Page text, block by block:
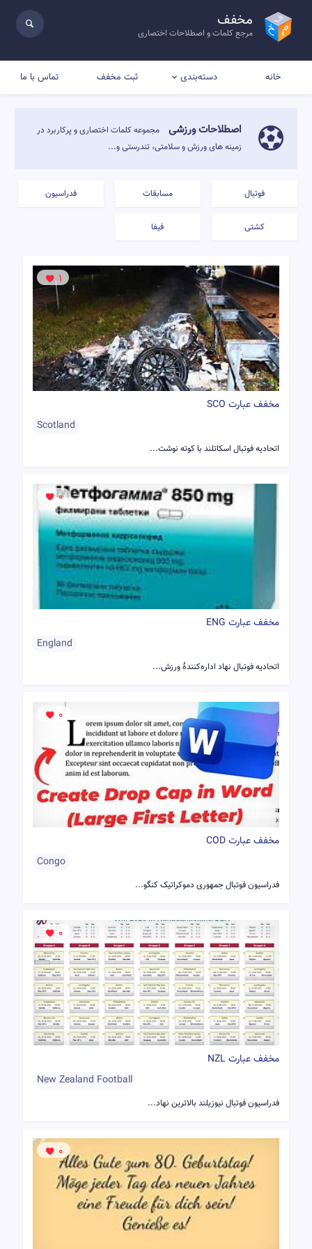
مخفف
مرجع کلمات و اصطلاحات اختصاری
خانه دسته‌بندی ثبت مخفف تماس با ما
اصطلاحات ورزشی
مجموعه کلمات اختصاری و پرکاربرد در
زمینه های ورزش و سلامتی، تندرستی و...
فوتبال مسابقات فدراسیون
کشتی فیفا
1
مخفف عبارت SCO
Scotland
اتحادیه فوتبال اسکاتلند با کوته نوشت...
0
مخفف عبارت ENG
England
اتحادیه فوتبال نهاد اداره‌کنندهٔ ورزش...
0
مخفف عبارت COD
Congo
فدراسیون فوتبال جمهوری دموکراتیک کنگو...
0
مخفف عبارت NZL
New Zealand Football
فدراسیون فوتبال نیوزیلند بالاترین نهاد...
0